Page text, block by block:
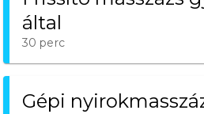
által
30 perc
Gépi